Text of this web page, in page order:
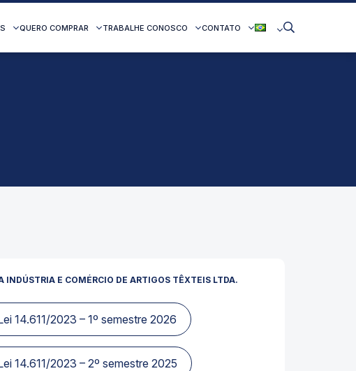
QUERO COMPRAR TRABALHE CONOSCO CONTATO
INDÚSTRIA E COMÉRCIO DE ARTIGOS TÊXTEIS LTDA.
14.611/2023 – 1º semestre 2026
14.611/2023 – 2º semestre 2025